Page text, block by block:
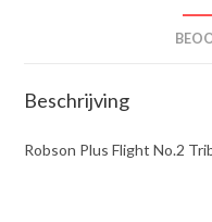
Beschrijving
Robson Plus Flight No.2